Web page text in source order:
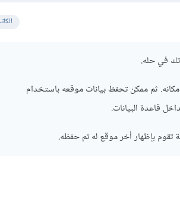
في حله.
ثم ممكن تحفظ بيانات موقعه باستخدام
بإظهار أخر موقع له تم حفظه.